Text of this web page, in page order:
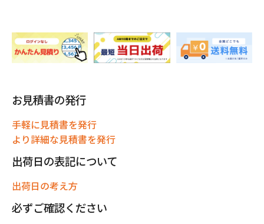
お見積書の発行
手軽に見積書を発行
より詳細な見積書を発行
出荷日の表記について
出荷日の考え方
必ずご確認ください